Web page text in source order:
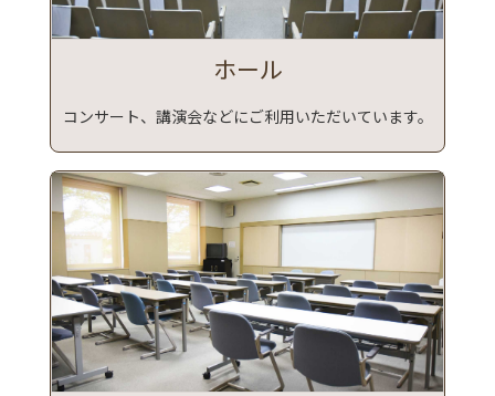
ホール
コンサート、講演会などにご利用いただいています。